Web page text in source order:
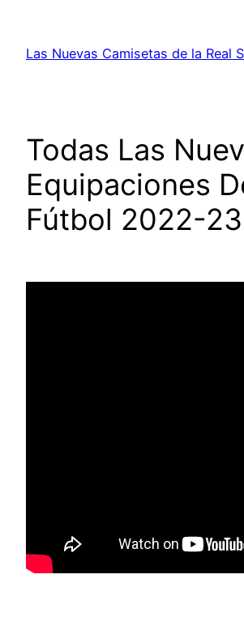
contenido
Las Nuevas Camisetas de la Real
Todas Las
Equipaciones
Fútbol 2022-23